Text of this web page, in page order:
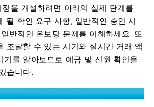
을 개설하려면 아래의 실제 단계를
될 확인 요구 사항, 일반적인 승인 시
반적인 온보딩 문제를 이해하세요. 또
조달할 수 있는 시기와 실시간 거래 액
기를 알아보므로 예금 및 신원 확인을
습니다.